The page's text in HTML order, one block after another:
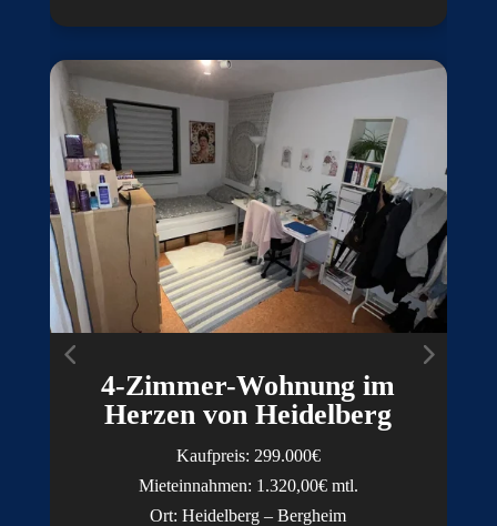
4-Zimmer-Wohnung im
Herzen von Heidelberg
Kaufpreis: 299.000€
Mieteinnahmen: 1.320,00€ mtl.
Ort: Heidelberg – Bergheim